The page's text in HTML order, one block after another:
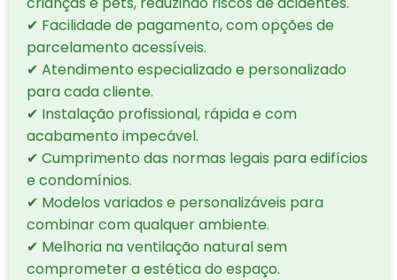
✔ Facilidade de pagamento, com opções de
parcelamento acessíveis.
✔ Atendimento especializado e personalizado
para cada cliente.
✔ Instalação profissional, rápida e com
acabamento impecável.
✔ Cumprimento das normas legais para edifícios
e condomínios.
✔ Modelos variados e personalizáveis para
combinar com qualquer ambiente.
✔ Melhoria na ventilação natural sem
comprometer a estética do espaço.